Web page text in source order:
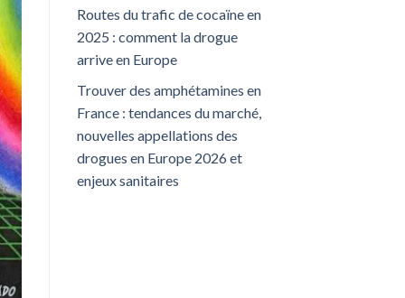
Routes du trafic de cocaïne en
2025 : comment la drogue
arrive en Europe
Trouver des amphétamines en
France : tendances du marché,
nouvelles appellations des
drogues en Europe 2026 et
enjeux sanitaires